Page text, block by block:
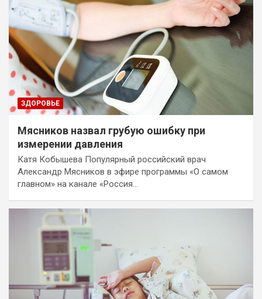
ЗДОРОВЬЕ
Мясников назвал грубую ошибку при
измерении давления
Катя Кобышева Популярный российский врач
Александр Мясников в эфире программы «О самом
главном» на канале «Россия…